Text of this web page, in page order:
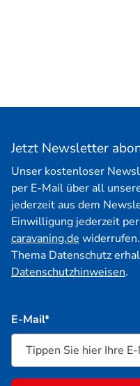
Jetzt Newsletter
Unser kostenloser
per E-Mail über all
jederzeit aus dem
Einwilligung jederzeit
caravaning.de
Thema Datenschutz
Datenschutzhinweisen.
E-Mail*